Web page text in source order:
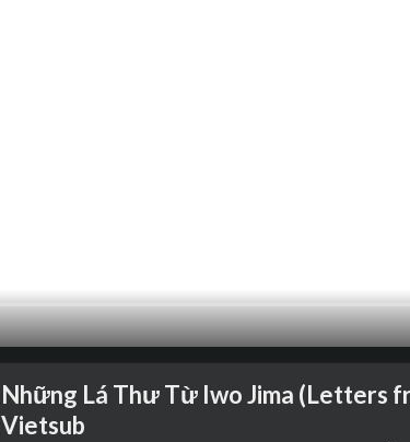
Những Lá Thư Từ Iwo Jima (Letters
Vietsub